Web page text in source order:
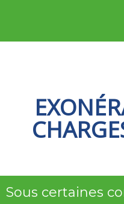
Sous certaines